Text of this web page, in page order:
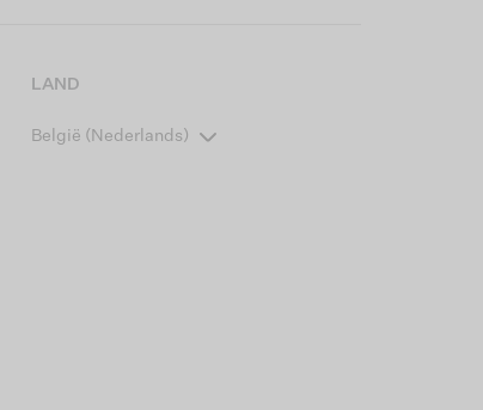
LAND
België (Nederlands)